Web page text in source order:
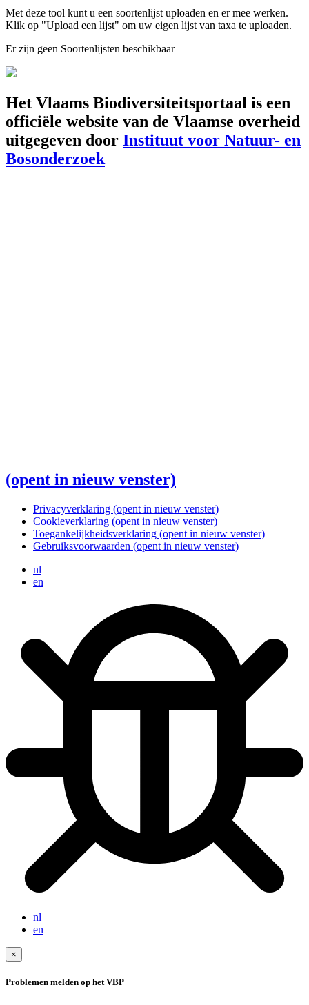
Met deze tool kunt u een soortenlijst uploaden en er mee werken.
Klik op "Upload een lijst" om uw eigen lijst van taxa te uploaden.
Er zijn geen Soortenlijsten beschikbaar
Het Vlaams Biodiversiteitsportaal is een
officiële website van de Vlaamse overheid
uitgegeven door Instituut voor Natuur- en
Bosonderzoek
(opent in nieuw venster)
Privacyverklaring (opent in nieuw venster)
Cookieverklaring (opent in nieuw venster)
Toegankelijkheidsverklaring (opent in nieuw venster)
Gebruiksvoorwaarden (opent in nieuw venster)
nl
en
nl
en
×
Problemen melden op het VBP